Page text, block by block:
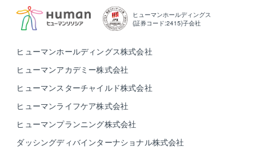
ヒューマンホールディングス
(証券コード:2415)子会社
ヒューマンホールディングス株式会社
ヒューマンアカデミー株式会社
ヒューマンスターチャイルド株式会社
ヒューマンライフケア株式会社
ヒューマンプランニング株式会社
ダッシングディバインターナショナル株式会社